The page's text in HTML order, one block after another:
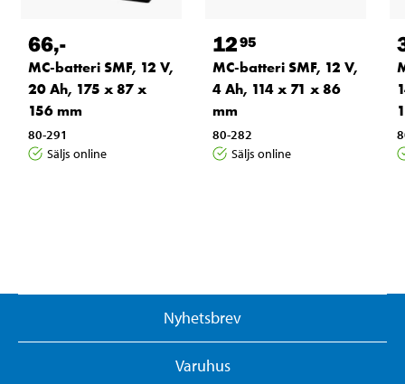
66,-
MC-batteri SMF, 12 V,
20 Ah, 175 x 87 x
156 mm
80-291
Säljs online
1295
MC-batteri SMF, 12 V,
4 Ah, 114 x 71 x 86
mm
80-282
Säljs online
Nyhetsbrev
Varuhus